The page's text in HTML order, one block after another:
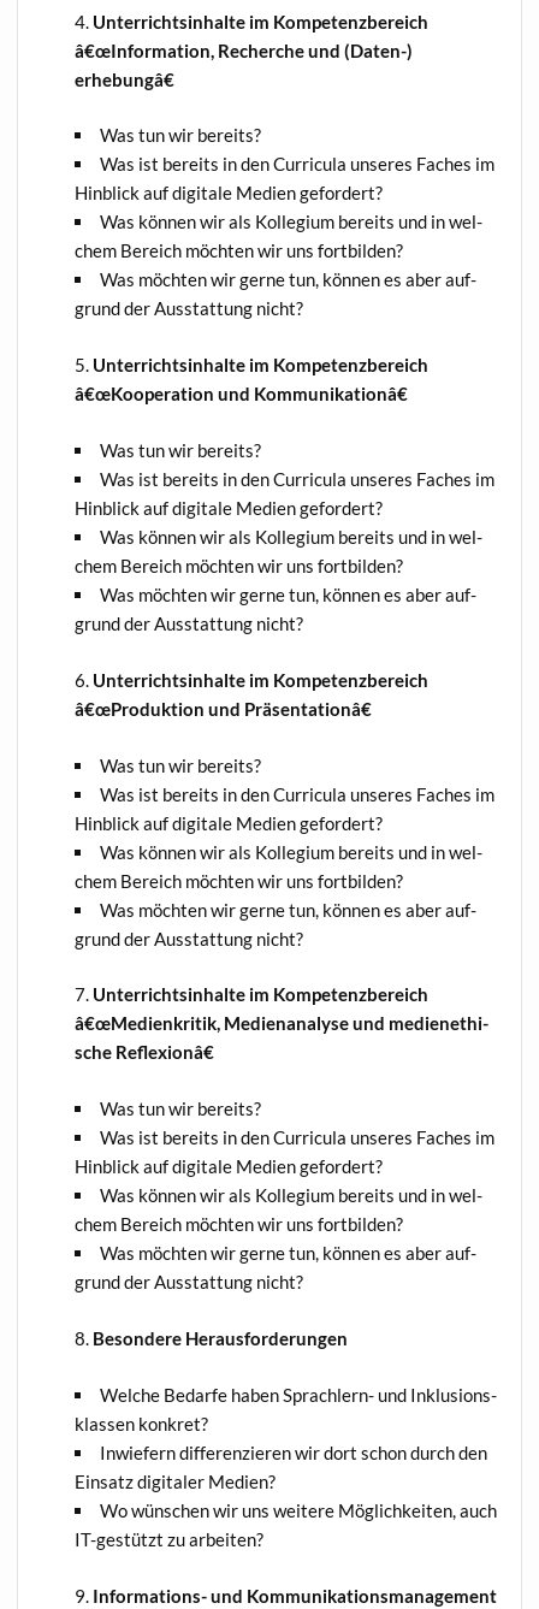
Unter­richts­in­hal­te im Kom­pe­tenz­be­reich
â€œInformation, Recher­che und (Daten-)
erhebungâ€
Was tun wir bereits?
Was ist bereits in den Cur­ri­cu­la unse­res Faches im
Hin­blick auf digi­ta­le Medi­en gefordert?
Was kön­nen wir als Kol­le­gi­um bereits und in wel­
chem Bereich möch­ten wir uns fortbilden?
Was möch­ten wir ger­ne tun, kön­nen es aber auf­
grund der Aus­stat­tung nicht?
Unter­richts­in­hal­te im Kom­pe­tenz­be­reich
â€œKooperation und Kommunikationâ€
Was tun wir bereits?
Was ist bereits in den Cur­ri­cu­la unse­res Faches im
Hin­blick auf digi­ta­le Medi­en gefordert?
Was kön­nen wir als Kol­le­gi­um bereits und in wel­
chem Bereich möch­ten wir uns fortbilden?
Was möch­ten wir ger­ne tun, kön­nen es aber auf­
grund der Aus­stat­tung nicht?
Unter­richts­in­hal­te im Kom­pe­tenz­be­reich
â€œProduktion und Präsentationâ€
Was tun wir bereits?
Was ist bereits in den Cur­ri­cu­la unse­res Faches im
Hin­blick auf digi­ta­le Medi­en gefordert?
Was kön­nen wir als Kol­le­gi­um bereits und in wel­
chem Bereich möch­ten wir uns fortbilden?
Was möch­ten wir ger­ne tun, kön­nen es aber auf­
grund der Aus­stat­tung nicht?
Unter­richts­in­hal­te im Kom­pe­tenz­be­reich
â€œMedienkritik, Medi­en­ana­ly­se und medi­en­ethi­
sche Reflexionâ€
Was tun wir bereits?
Was ist bereits in den Cur­ri­cu­la unse­res Faches im
Hin­blick auf digi­ta­le Medi­en gefordert?
Was kön­nen wir als Kol­le­gi­um bereits und in wel­
chem Bereich möch­ten wir uns fortbilden?
Was möch­ten wir ger­ne tun, kön­nen es aber auf­
grund der Aus­stat­tung nicht?
Beson­de­re Herausforderungen
Wel­che Bedar­fe haben Sprach­lern- und Inklu­si­ons­
klas­sen konkret?
Inwie­fern dif­fe­ren­zie­ren wir dort schon durch den
Ein­satz digi­ta­ler Medien?
Wo wün­schen wir uns wei­te­re Mög­lich­kei­ten, auch
IT-gestützt zu arbeiten?
Infor­ma­ti­ons- und Kommunikationsmanagement